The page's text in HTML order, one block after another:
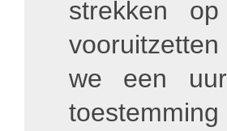
strekken
we een